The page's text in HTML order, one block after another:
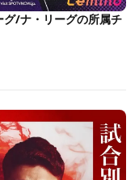
/ナ・リーグの所属チ